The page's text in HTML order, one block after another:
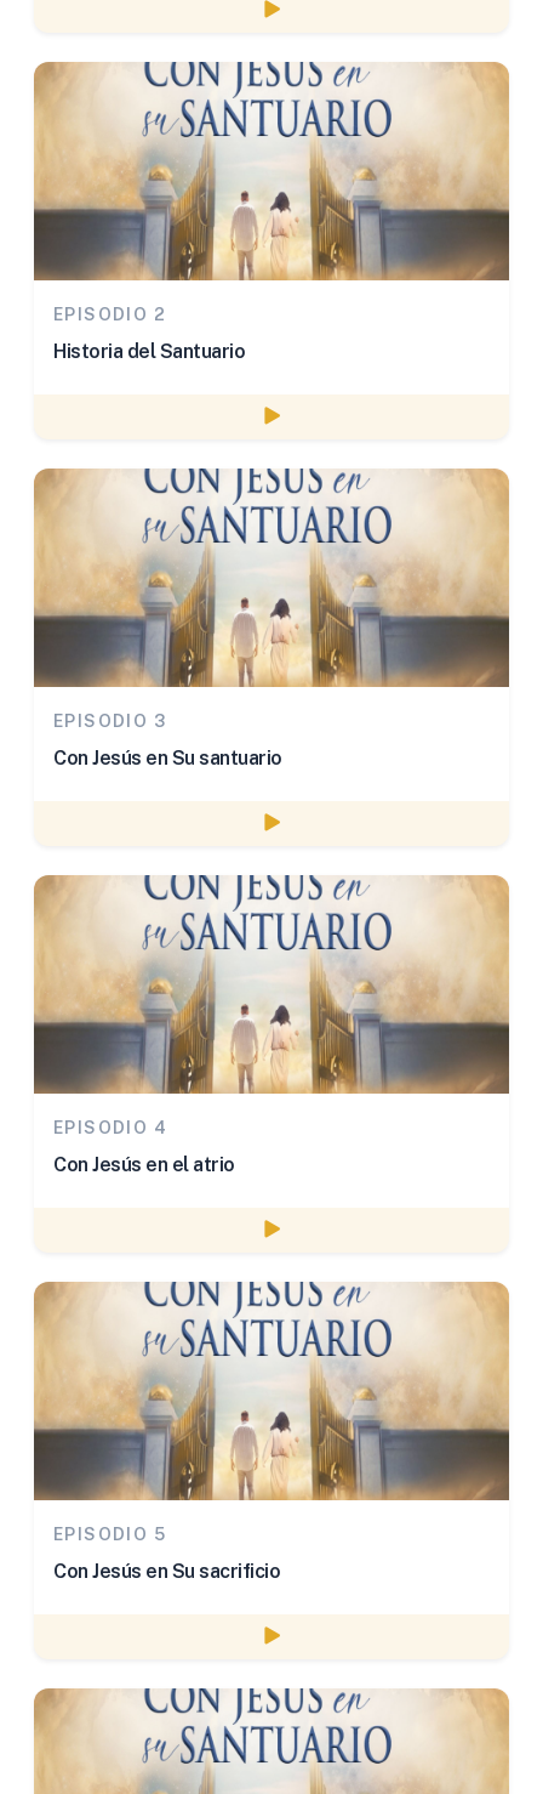
Watch episode
EPISODIO 2
Historia del Santuario
Watch episode
EPISODIO 3
Con Jesús en Su santuario
Watch episode
EPISODIO 4
Con Jesús en el atrio
Watch episode
EPISODIO 5
Con Jesús en Su sacrificio
Watch episode